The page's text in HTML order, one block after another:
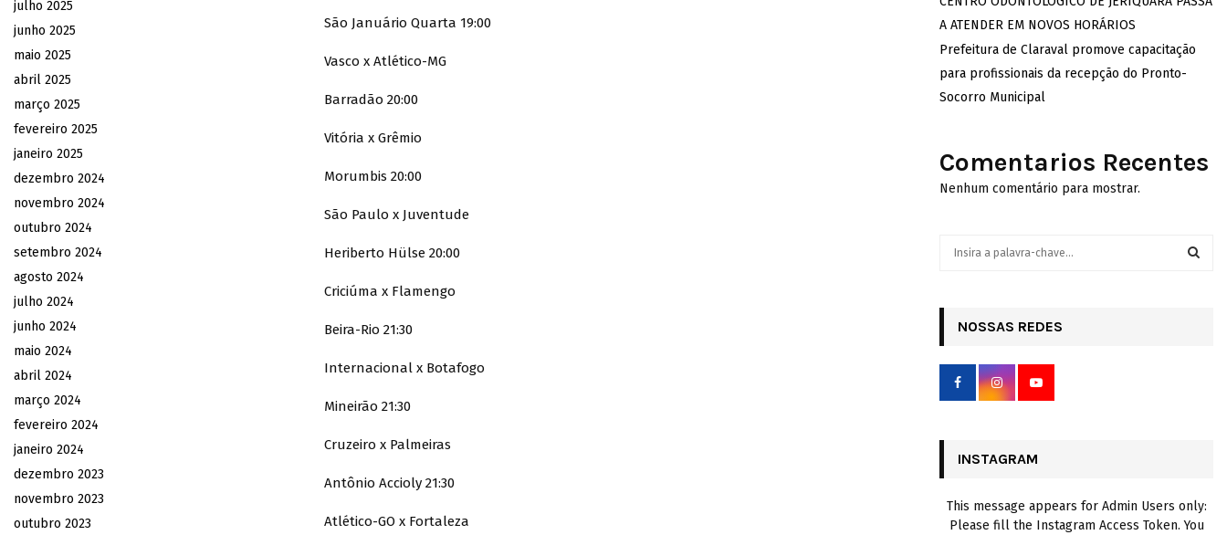
São Januário Quarta 19:00
Vasco x Atlético-MG
Barradão 20:00
Vitória x Grêmio
Morumbis 20:00
São Paulo x Juventude
Heriberto Hülse 20:00
Criciúma x Flamengo
Beira-Rio 21:30
Internacional x Botafogo
Mineirão 21:30
Cruzeiro x Palmeiras
Antônio Accioly 21:30
Atlético-GO x Fortaleza
julho 2025
junho 2025
maio 2025
abril 2025
março 2025
fevereiro 2025
janeiro 2025
dezembro 2024
novembro 2024
outubro 2024
setembro 2024
agosto 2024
julho 2024
junho 2024
maio 2024
abril 2024
março 2024
fevereiro 2024
janeiro 2024
dezembro 2023
novembro 2023
outubro 2023
A ATENDER EM NOVOS HORÁRIOS
Prefeitura de Claraval promove capacitação
para profissionais da recepção do Pronto-
Socorro Municipal
Comentarios Recentes
Nenhum comentário para mostrar.
r
NOSSAS REDES
INSTAGRAM
This message appears for Admin Users only:
Please fill the Instagram Access Token. You